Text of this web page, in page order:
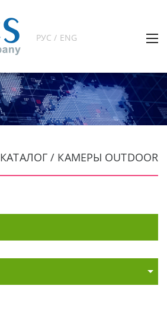
РУС / ENG
КАТАЛОГ / КАМЕРЫ OUTDOOR